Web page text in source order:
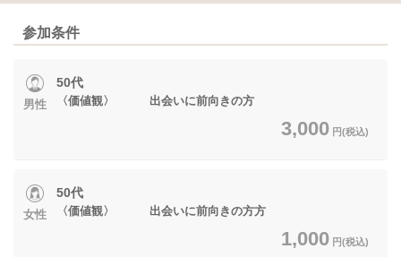
参加条件
男性
50代
〈価値観〉 出会いに前向きの方
3,000 円(税込)
女性
50代
〈価値観〉 出会いに前向きの方方
1,000 円(税込)